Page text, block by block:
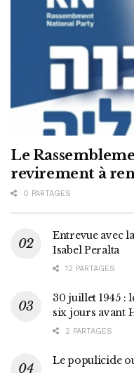
Le
revirement à
0 PARTAGES
Entrevue avec
Isabel Peralta
12 PARTAGES
30 juillet 1945 :
six jours avant
2 PARTAGES
Le populicide